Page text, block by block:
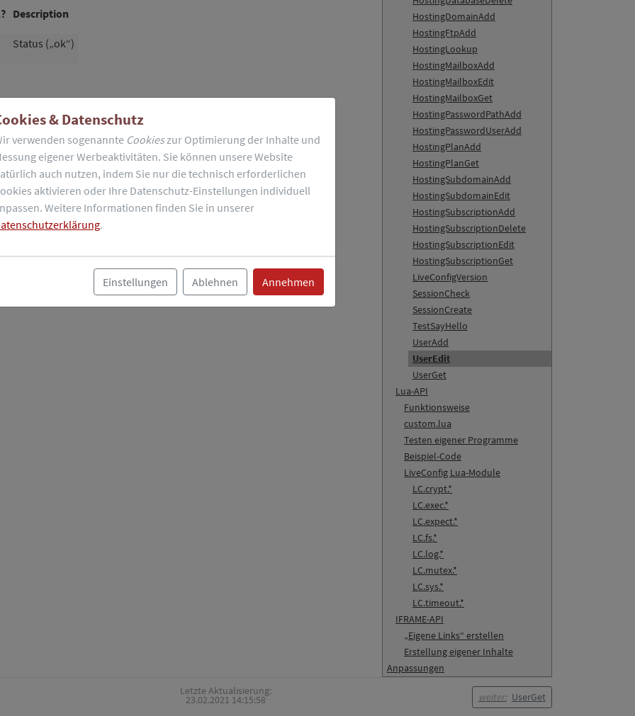
HostingDomainAdd
HostingFtpAdd
HostingLookup
HostingMailboxAdd
HostingMailboxEdit
HostingMailboxGet
HostingPasswordPathAdd
HostingPasswordUserAdd
HostingPlanAdd
HostingPlanGet
HostingSubdomainAdd
HostingSubdomainEdit
HostingSubscriptionAdd
HostingSubscriptionDelete
HostingSubscriptionEdit
HostingSubscriptionGet
LiveConfigVersion
SessionCheck
SessionCreate
TestSayHello
UserAdd
UserEdit
UserGet
Lua-API
Funktionsweise
custom.lua
Testen eigener Programme
Beispiel-Code
LiveConfig Lua-Module
LC.crypt.*
LC.exec.*
LC.expect.*
LC.fs.*
LC.log.*
LC.mutex.*
LC.sys.*
LC.timeout.*
IFRAME-API
„Eigene Links“ erstellen
Erstellung eigener Inhalte
Anpassungen
Description
Status („ok“)
Letzte Aktualisierung:
23.02.2021 14:15:58 weiter: UserGet
& Datenschutz
verwenden sogenannte Cookieszur Optimierung der Inhalte und
eigener Werbeaktivitäten. Sie können unsere Website
auch nutzen, indem Sie nur die technisch erforderlichen
aktivieren oder Ihre Datenschutz-Einstellungen individuell
Weitere Informationen finden Sie in unserer
.
Einstellungen Ablehnen Annehmen